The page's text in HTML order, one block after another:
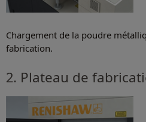
Chargement de la poudre
fabrication.
2. Plateau de